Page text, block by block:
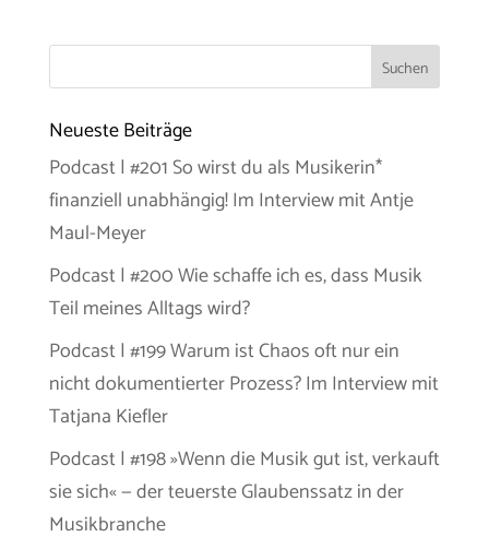
Neueste Beiträge
Podcast | #201 So wirst du als Musikerin*
finanziell unabhängig! Im Interview mit Antje
Maul-Meyer
Podcast | #200 Wie schaffe ich es, dass Musik
Teil meines Alltags wird?
Podcast | #199 Warum ist Chaos oft nur ein
nicht dokumentierter Prozess? Im Interview mit
Tatjana Kiefler
Podcast | #198 »Wenn die Musik gut ist, verkauft
sie sich« — der teuerste Glaubenssatz in der
Musikbranche